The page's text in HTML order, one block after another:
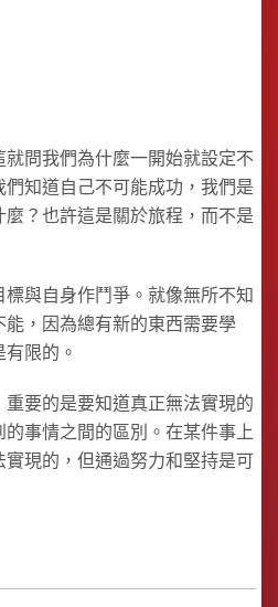
問我們為什麼一開始就設定不
知道自己不可能成功，我們是
？也許這是關於旅程，而不是
與自身作鬥爭。就像無所不知
，因為總有新的東西需要學
限的。
要的是要知道真正無法實現的
事情之間的區別。在某件事上
現的，但通過努力和堅持是可